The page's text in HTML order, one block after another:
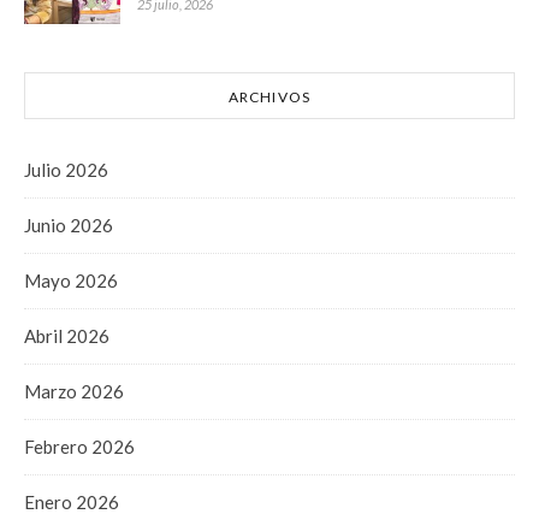
25 julio, 2026
ARCHIVOS
Julio 2026
Junio 2026
Mayo 2026
Abril 2026
Marzo 2026
Febrero 2026
Enero 2026